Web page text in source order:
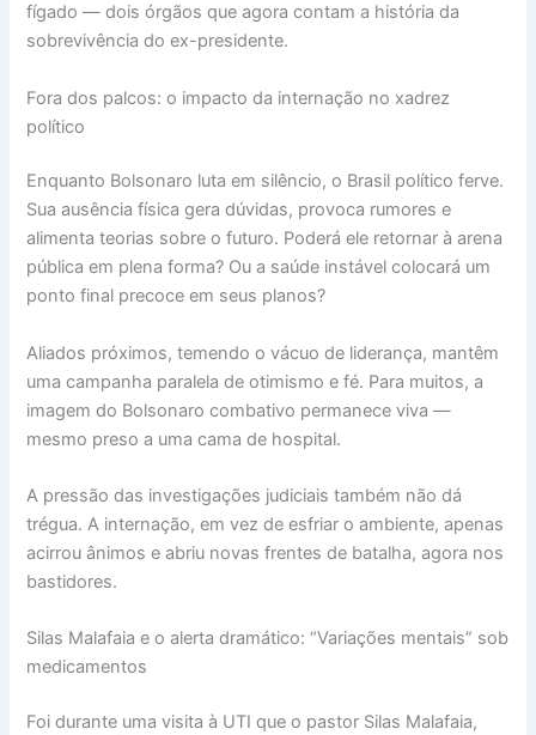
fígado — dois órgãos que agora contam a história da
sobrevivência do ex-presidente.
Fora dos palcos: o impacto da internação no xadrez
político
Enquanto Bolsonaro luta em silêncio, o Brasil político ferve.
Sua ausência física gera dúvidas, provoca rumores e
alimenta teorias sobre o futuro. Poderá ele retornar à arena
pública em plena forma? Ou a saúde instável colocará um
ponto final precoce em seus planos?
Aliados próximos, temendo o vácuo de liderança, mantêm
uma campanha paralela de otimismo e fé. Para muitos, a
imagem do Bolsonaro combativo permanece viva —
mesmo preso a uma cama de hospital.
A pressão das investigações judiciais também não dá
trégua. A internação, em vez de esfriar o ambiente, apenas
acirrou ânimos e abriu novas frentes de batalha, agora nos
bastidores.
Silas Malafaia e o alerta dramático: “Variações mentais” sob
medicamentos
Foi durante uma visita à UTI que o pastor Silas Malafaia,